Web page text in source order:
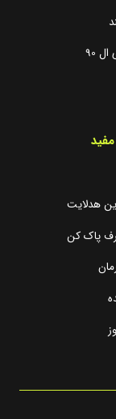
90
هدلایت
پاک کن